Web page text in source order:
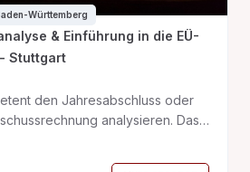
Württemberg
& Einführung in die EÜ-
Stuttgart
den Jahresabschluss oder
analysieren. Das
in diesem Training mit Ihnen